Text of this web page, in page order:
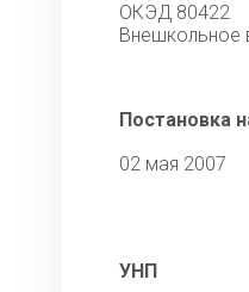
ОКЭД 80422
Внешкольное
Постановка
02 мая 2007
УНП